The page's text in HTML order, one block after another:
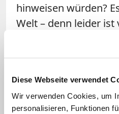
Diese Webseite verwendet
Wir verwenden Cookies, um
personalisieren, Funktionen
hinweisen würden?
Welt – denn leider ist
Politik in solchen
Rüstungsexporten
Energieressourcen